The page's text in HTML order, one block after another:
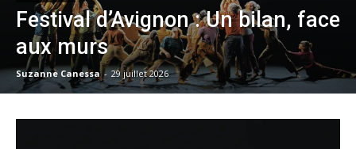
Festival d’Avignon : Un bilan, face
aux murs
Suzanne Canessa - 29 juillet 2026